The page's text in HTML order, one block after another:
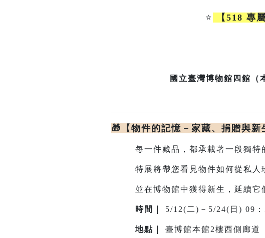
⭐ 【518 專
國立臺灣博物館四館（
🎁【物件的記憶－家藏、捐贈與新
每一件藏品，都承載著一段獨特
特展將帶您看見物件如何從私人珍
並在博物館中獲得新生，延續它
時間｜ 5/12(二)－5/24(日) 09
地點 臺博館本館2樓西側廊道